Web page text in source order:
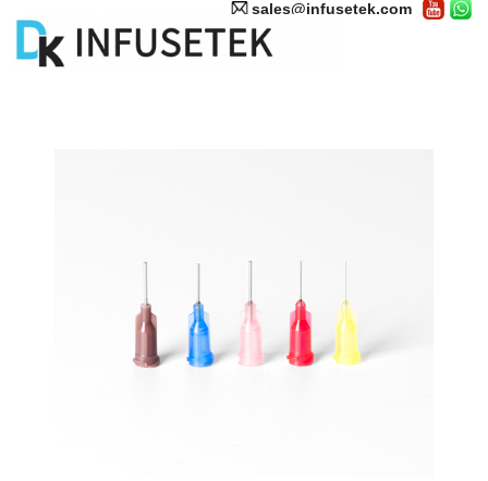
sales@infusetek.com